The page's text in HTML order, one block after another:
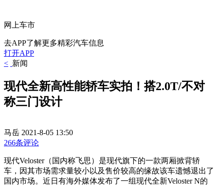
网上车市
去APP了解更多精彩汽车信息
打开APP
< 新闻
现代全新高性能轿车实拍！搭2.0T/不对
称三门设计
马岳 2021-8-05 13:50
266条评论
现代Veloster（国内称飞思）是现代旗下的一款两厢掀背轿
车，因其市场需求量较小以及售价较高的缘故该车遗憾退出了
国内市场。近日有海外媒体发布了一组现代全新Veloster N的